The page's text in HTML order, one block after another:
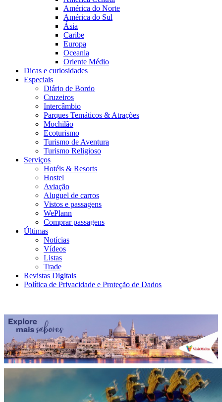
América do Norte
América do Sul
Ásia
Caribe
Europa
Oceania
Oriente Médio
Dicas e curiosidades
Especiais
Diário de Bordo
Cruzeiros
Intercâmbio
Parques Temáticos & Atrações
Mochilão
Ecoturismo
Turismo de Aventura
Turismo Religioso
Serviços
Hotéis & Resorts
Hostel
Aviação
Aluguel de carros
Vistos e passagens
WePlann
Comprar passagens
Últimas
Notícias
Vídeos
Listas
Trade
Revistas Digitais
Política de Privacidade e Proteção de Dados